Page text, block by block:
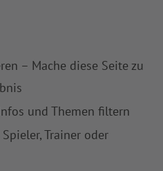
– Mache diese Seite zu
und Themen filtern
Trainer oder